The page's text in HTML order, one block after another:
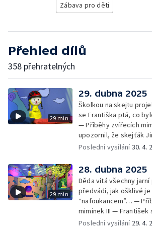
Zábava pro děti
Přehled dílů
358 přehratelných
29 min
29. dubna 2025
Školkou na skejtu
se Františka ptá, co
— Příběhy zvířecích
upozornil, že skejťák
pomůcky: helmu a
Obrázky a rozloučení
Poslední vysílání30. 4.
29 min
28. dubna 2025
Děda vítá všechny
předvádí, jak ošklivé
“nafoukancem”… —
miminek III — František
nafoukancem nikdy
Poslední vysílání 29. 4.